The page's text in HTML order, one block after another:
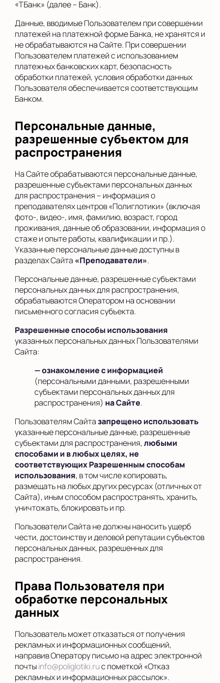
«ТБанк» (далее – Банк).
Данные, вводимые Пользователем при совершении
платежей на платежной форме Банка, не хранятся и
не обрабатываются на Сайте. При совершении
Пользователем платежей с использованием
платежных банковских карт, безопасность
обработки платежей, условия обработки данных
Пользователя обеспечивается соответствующим
Банком.
Персональные данные,
разрешенные субъектом для
распространения
На Сайте обрабатываются персональные данные,
разрешенные субъектами персональных данных
для распространения – информация о
преподавателях центров «Полиглотики» (включая
фото-, видео-, имя, фамилию, возраст, город
проживания, данные об образовании, информация о
стаже и опыте работы, квалификации и пр.).
Указанные персональные данные доступны в
разделах Сайта «Преподаватели».
Персональные данные, разрешенные субъектами
персональных данных для распространения,
обрабатываются Оператором на основании
письменного согласия субъекта.
Разрешенные способы использования
указанных персональных данных Пользователями
Сайта:
— ознакомление с информацией
(персональными данными, разрешенными
субъектами персональных данных для
распространения) на Сайте.
Пользователям Сайтазапрещено использовать
указанные персональные данные, разрешенные
субъектами для распространения,любыми
способами и в любых целях, не
соответствующих Разрешенным способам
использования, в том числе копировать,
размещать на любых других ресурсах (отличных от
Сайта), иным способом распространять, хранить,
уничтожать, блокировать и пр.
Пользователи Сайта не должны наносить ущерб
чести, достоинству и деловой репутации субъектов
персональных данных, разрешенных для
распространения.
Права Пользователя при
обработке персональных
данных
Пользователь может отказаться от получения
рекламных и информационных сообщений,
направив Оператору письмо на адрес электронной
почтыinfo@poliglotiki.ruс пометкой «Отказ
рекламных и информационных рассылок».